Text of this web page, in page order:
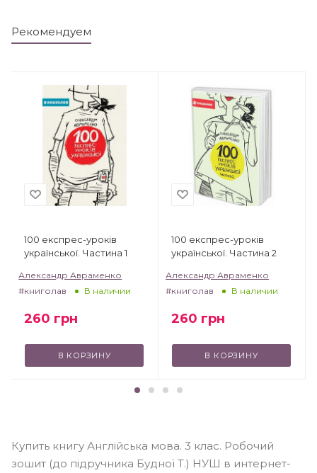
Рекомендуем
100 експрес-уроків
української. Частина 1
Александр Авраменко
#книголав
В наличии
260 грн
В КОРЗИНУ
100 експрес-уроків
української. Частина 2
Александр Авраменко
#книголав
В наличии
260 грн
В КОРЗИНУ
Купить книгу Англійська мова. 3 клас. Робочий
зошит (до підручника Будної Т.) НУШ в интернет-